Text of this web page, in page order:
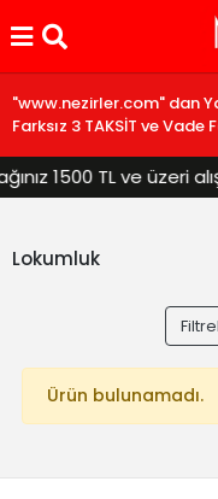
"www.nezirler.com" dan
Farksız 3 TAKSİT ve Vade
1500 TL ve üzeri
Lokumluk
Ürün bulunamadı.